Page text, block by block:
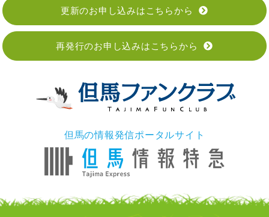
更新のお申し込みはこちらから
再発行のお申し込みはこちらから
但馬の情報発信ポータルサイト